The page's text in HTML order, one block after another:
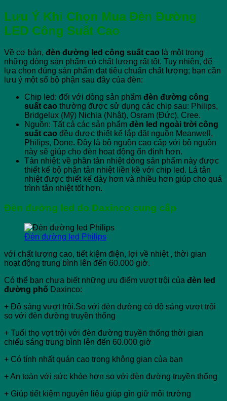
Lưu Ý Khi Chọn Mua Đèn Đường
LED Công Suất Cao
Về cơ bản, đèn đường led công suất cao là một trong
những dòng sản phẩm có chất lượng rất tốt. Tuy nhiên, để
lựa chọn đúng sản phẩm đạt tiêu chuẩn chất lượng; bạn cần
lưu ý một số bộ phận sau đây của đèn:
Chip led: đối với dòng sản phẩm đèn đường công
suất cao thường được sử dụng các chip sau: Philips,
Bridgelux (Mỹ) Nichia (Nhật), Osram (Đức), Cree.
Nguồn: Tất cả các sản phẩm đèn led ngoài trời công
suất cao đều được thiết kế lắp đặt nguồn Meanwell,
Philips, Done. Đây là bộ nguồn cao cấp với bộ nguồn
này sẽ giúp cho đèn hoạt động ổn định hơn.
Tản nhiệt: về phần tản nhiệt dòng sản phẩm này được
thiết kế bộ phận tản nhiệt liền kề với chip led. Lá tản
nhiệt được thiết kế dày hơn và nhiều hơn giúp cho quá
trình tản nhiệt tốt hơn.
Đèn đường led do Daxinco cung cấp
Đèn đường led Philips
với chất lượng cao, tiết kiệm điện, lợi về nhiệt , thời gian
hoạt động trung bình lên đến 60.000 giờ.
Có thể bạn chưa biết những ưu điểm vượt trội của đèn led
đường phố Daxinco:
+ Đô sáng vượt trôi.So với đèn đường có độ sáng vượt trội
so với đèn đường truyền thống
+ Tuổi thọ vợt trội với đèn đường truyền thống thời gian
chiếu sáng trung bình lên đến 60.000 giờ
+ Có tính nhất quán cao trong không gian của bạn
+ An toàn với sức khỏe hơn so với đèn đường truyền thống
+ Giúp tiết kiệm nguyên liệu giúp gìn giữ môi trường